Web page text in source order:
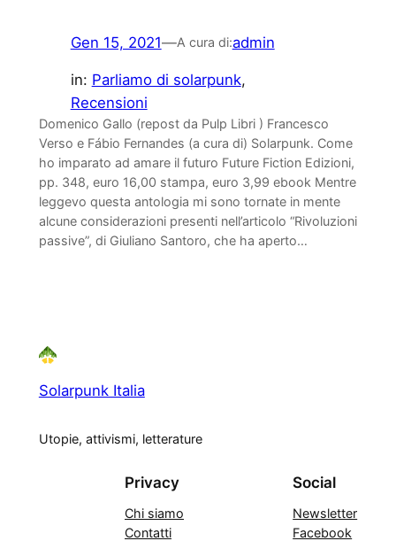
Gen 15, 2021—A cura di:admin
in: Parliamo di solarpunk
Recensioni
Domenico Gallo (repost da Pulp Libri ) Francesco
Verso e Fábio Fernandes (a cura di) Solarpunk. Come
ho imparato ad amare il futuro Future Fiction Edizioni,
pp. 348, euro 16,00 stampa, euro 3,99 ebook Mentre
leggevo questa antologia mi sono tornate in mente
alcune considerazioni presenti nell’articolo “Rivoluzioni
passive”, di Giuliano Santoro, che ha aperto…
Solarpunk Italia
Utopie, attivismi, letterature
Privacy
Chi siamo
Contatti
Social
Newsletter
Facebook